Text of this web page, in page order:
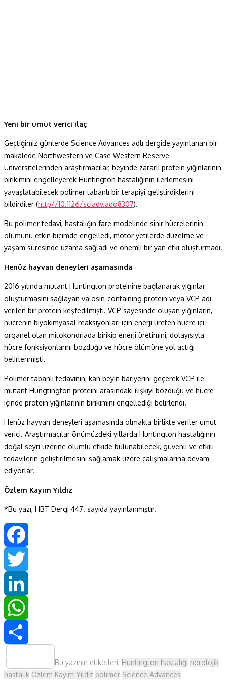
Yeni bir umut verici ilaç
Geçtiğimiz günlerde Science Advances adlı dergide yayınlanan bir
makalede Northwestern ve Case Western Reserve
Üniversitelerinden araştırmacılar, beyinde zararlı protein yığınlarının
birikimini engelleyerek Huntington hastalığının ilerlemesini
yavaşlatabilecek polimer tabanlı bir terapiyi geliştirdiklerini
bildirdiler (http//10.1126/sciadv.ado8307).
Bu polimer tedavi, hastalığın fare modelinde sinir hücrelerinin
ölümünü etkin biçimde engelledi, motor yetilerde düzelme ve
yaşam süresinde uzama sağladı ve önemli bir yan etki oluşturmadı.
Henüz hayvan deneyleri aşamasında
2016 yılında mutant Huntington proteinine bağlanarak yığınlar
oluşturmasını sağlayan valosin-containing protein veya VCP adı
verilen bir protein keşfedilmişti. VCP sayesinde oluşan yığınların,
hücrenin biyokimyasal reaksiyonları için enerji üreten hücre içi
organel olan mitokondriada birikip enerji üretimini, dolayısıyla
hücre fonksiyonlarını bozduğu ve hücre ölümüne yol açtığı
belirlenmişti.
Polimer tabanlı tedavinin, kan beyin bariyerini geçerek VCP ile
mutant Hungtington proteini arasındaki ilişkiyi bozduğu ve hücre
içinde protein yığınlarının birikimini engellediği belirlendi.
Henüz hayvan deneyleri aşamasında olmakla birlikte veriler umut
verici. Araştırmacılar önümüzdeki yıllarda Huntington hastalığının
doğal seyri üzerine olumlu etkide bulunabilecek, güvenli ve etkili
tedavilerin geliştirilmesini sağlamak üzere çalışmalarına devam
ediyorlar.
Özlem Kayım Yıldız
*Bu yazı, HBT Dergi 447. sayıda yayınlanmıştır.
Facebook
Twitter
LinkedIn
WhatsApp
Bu yazının etiketleri: Huntington hastalığı nörolojik
hastalık Özlem Kayım Yıldız polimer Science Advances